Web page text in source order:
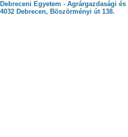
Debreceni Egyetem - Agrárgazdasági
4032 Debrecen, Böszörményi út 138.